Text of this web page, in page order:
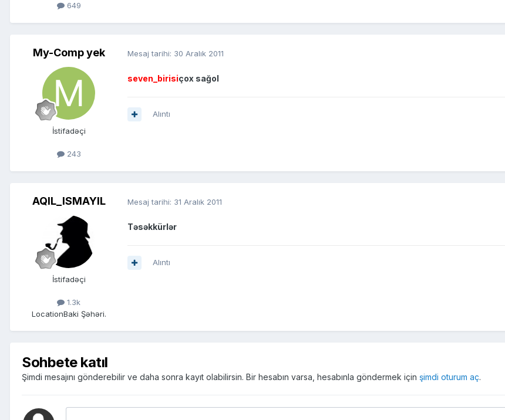
649
My-Comp yek
İstifadəçi
243
Mesaj tarihi: 30 Aralık 2011
seven_birisiçox sağol
Alıntı
AQIL_ISMAYIL
İstifadəçi
1.3k
LocationBaki Şəhəri.
Mesaj tarihi: 31 Aralık 2011
Təsəkkürlər
Alıntı
Sohbete katıl
Şimdi mesajını gönderebilir ve daha sonra kayıt olabilirsin. Bir hesabın varsa, hesabınla göndermek için şimdi oturum aç.